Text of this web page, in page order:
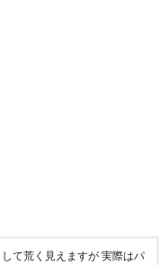
て荒く見えますが 実際はパ